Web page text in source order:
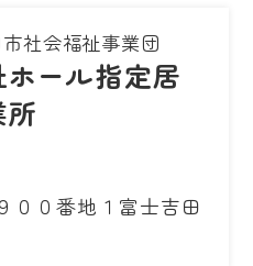
社会福祉事業団
ール指定居
００番地１富士吉田